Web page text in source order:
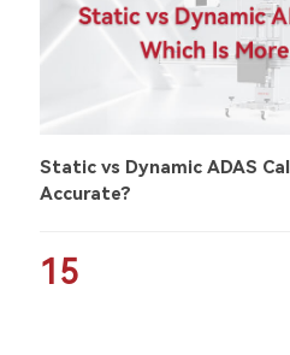
Static vs Dynamic ADAS
Accurate?
15